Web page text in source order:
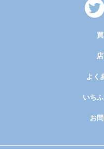
よく
いち
お